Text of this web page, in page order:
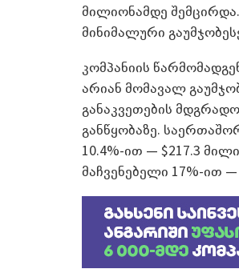
მილიონამდე
მინიმალური
კომპანიის
არიან მომავალ
განაკვეთების
განწყობაზე.
10.4%-ით — $217.3
მაჩვენებელი 17%-ით